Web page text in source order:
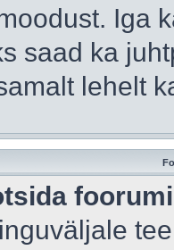
Iga
saad ka
lehelt